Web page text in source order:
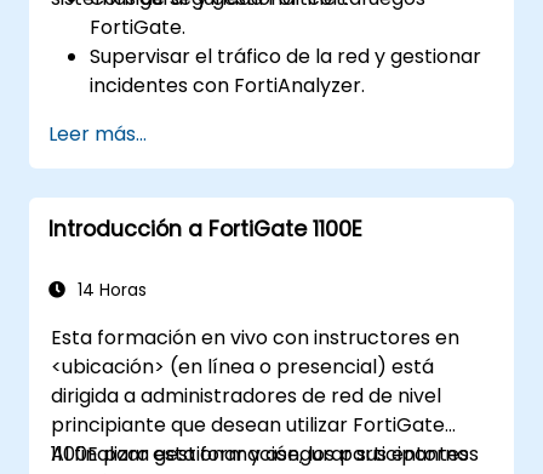
FortiGate.
Supervisar el tráfico de la red y gestionar
incidentes con FortiAnalyzer.
a través de FortiManager.
Aplicar estrategias de mantenimiento
preventivo y diagnosticar problemas de
red.
Leer más...
Introducción a FortiGate 1100E
14 Horas
Esta formación en vivo con instructores en
<ubicación> (en línea o presencial) está
dirigida a administradores de red de nivel
principiante que desean utilizar FortiGate
1100E para gestionar y asegurar sus entornos
Al finalizar esta formación, los participantes